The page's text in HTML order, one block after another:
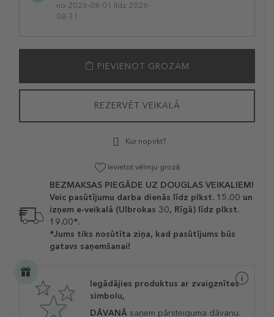
no 2026-08-01 līdz 2026-
08-31
PIEVIENOT GROZAM
REZERVĒT VEIKALĀ
Kur nopirkt?
Ievietot vēlmju grozā
BEZMAKSAS PIEGĀDE UZ DOUGLAS VEIKALIEM!
Veic pasūtījumu darba dienās līdz plkst. 15.00 un
izņem e-veikalā (Ulbrokas 30, Rīgā) līdz plkst.
19.00*.
*Jums tiks nosūtīta ziņa, kad pasūtījums būs
gatavs saņemšanai!
Iegādājies produktus ar zvaigznītes
simbolu,
DĀVANĀ saņem pārsteiguma dāvanu.